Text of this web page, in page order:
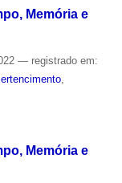
Memória e
— registrado em:
,
Memória e